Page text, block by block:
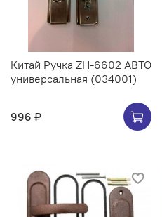
Китай Ручка ZH-6602 АВТО
универсальная (034001)
996 ₽